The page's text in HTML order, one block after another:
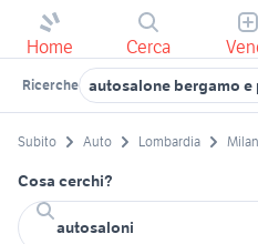
Home Cerca
Ricerche autosalone bergamo
Subito Auto Lombardia
Cosa cerchi?